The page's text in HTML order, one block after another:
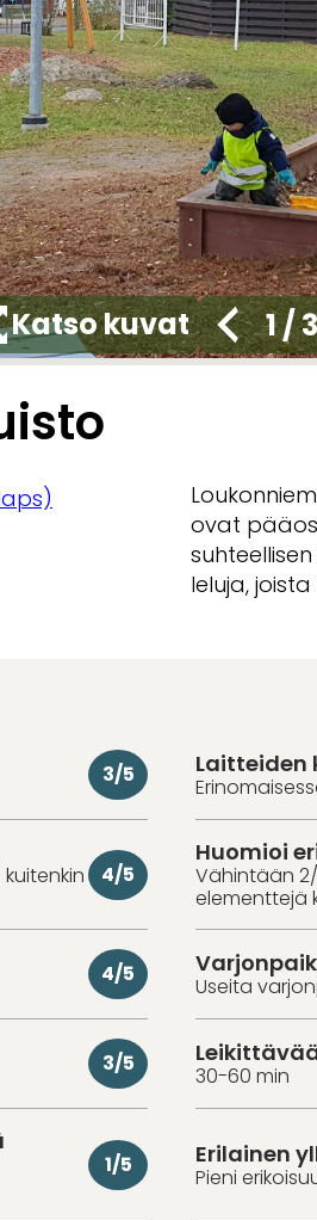
Katso kuvat 1/3
ovat
leluja,
3/5 Laitteiden
4/5
Huomioi
Vähintään
elementtejä
4/5 Useita
3/5 30-60 min
1/5 Erilainen
Pieni